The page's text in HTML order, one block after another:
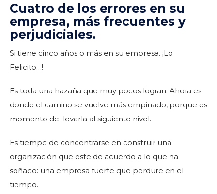
Cuatro de los errores en su
empresa, más frecuentes y
perjudiciales.
Si tiene cinco años o más en su empresa. ¡Lo
Felicito…!
Es toda una hazaña que muy pocos logran. Ahora es
donde el camino se vuelve más empinado, porque es
momento de llevarla al siguiente nivel.
Es tiempo de concentrarse en construir una
organización que este de acuerdo a lo que ha
soñado: una empresa fuerte que perdure en el
tiempo.